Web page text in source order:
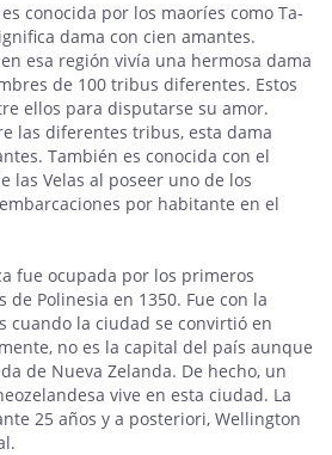
conocida por los maoríes como Ta-
dama con cien amantes.
esa región vivía una hermosa dama
de 100 tribus diferentes. Estos
ellos para disputarse su amor.
las diferentes tribus, esta dama
También es conocida con el
las Velas al poseer uno de los
por habitante en el
fue ocupada por los primeros
Polinesia en 1350. Fue con la
cuando la ciudad se convirtió en
no es la capital del país aunque
de Nueva Zelanda. De hecho, un
vive en esta ciudad. La
25 años y a posteriori, Wellington